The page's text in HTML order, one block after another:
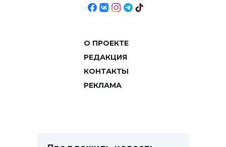
О ПРОЕКТЕ
РЕДАКЦИЯ
КОНТАКТЫ
РЕКЛАМА